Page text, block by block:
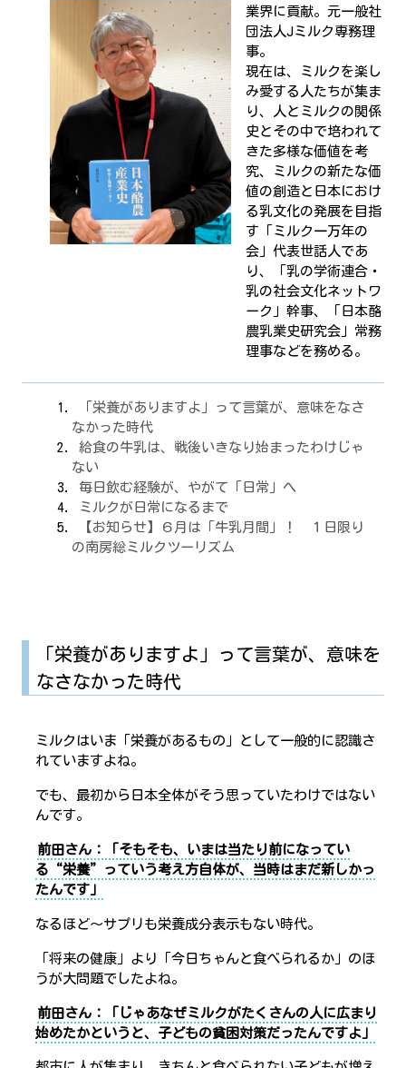
業界に貢献。元一般社
団法人Jミルク専務理
事。
現在は、ミルクを楽し
み愛する人たちが集ま
り、人とミルクの関係
史とその中で培われて
きた多様な価値を考
究、ミルクの新たな価
値の創造と日本におけ
る乳文化の発展を目指
す「ミルク一万年の
会」代表世話人であ
り、「乳の学術連合・
乳の社会文化ネットワ
ーク」幹事、「日本酪
農乳業史研究会」常務
理事などを務める。
「栄養がありますよ」って言葉が、意味をなさ
なかった時代
給食の牛乳は、戦後いきなり始まったわけじゃ
ない
毎日飲む経験が、やがて「日常」へ
ミルクが日常になるまで
【お知らせ】６月は「牛乳月間」！ １日限り
の南房総ミルクツーリズム
「栄養がありますよ」って言葉が、意味を
なさなかった時代
ミルクはいま「栄養があるもの」として一般的に認識さ
れていますよね。
でも、最初から日本全体がそう思っていたわけではない
んです。
前田さん：「そもそも、いまは当たり前になってい
る“栄養”っていう考え方自体が、当時はまだ新しかっ
たんです」
なるほど～サプリも栄養成分表示もない時代。
「将来の健康」より「今日ちゃんと食べられるか」のほ
うが大問題でしたよね。
前田さん：「じゃあなぜミルクがたくさんの人に広まり
始めたかというと、子どもの貧困対策だったんですよ」